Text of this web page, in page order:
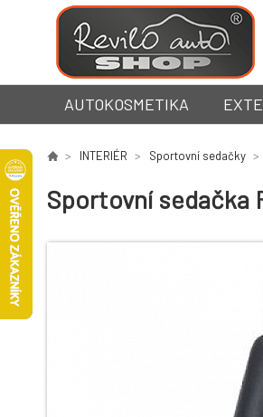
AUTOKOSMETIKA
INTERIÉR Sportovní sedačky
Sportovní sedačka